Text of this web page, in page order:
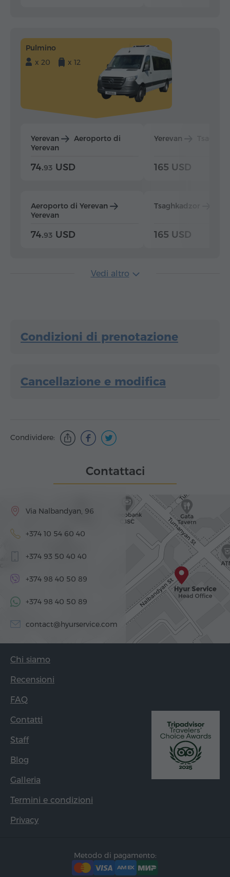
Pulmino
x 20
x 12
Yerevan
Aeroporto di
Yerevan
74.93 USD
Aeroporto di Yerevan
Yerevan
74.93 USD
Yerevan
165 USD
Tsaghkadzor
165 USD
Vedi altro
Condizioni di prenotazione
Cancellazione e modifica
Condividere:
Contattaci
Via Nalbandyan, 96
+374 10 54 60 40
+374 93 50 40 40
+374 98 40 50 89
+374 98 40 50 89
contact@hyurservice.com
Chi siamo
Recensioni
FAQ
Contatti
Staff
Blog
Galleria
Termini e condizioni
Privacy
Metodo di pagamento: